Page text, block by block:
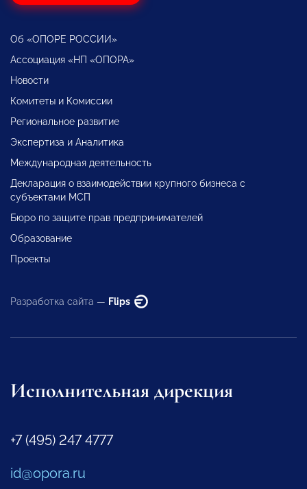
Об «ОПОРЕ РОССИИ»
Ассоциация «НП «ОПОРА»
Новости
Комитеты и Комиссии
Региональное развитие
Экспертиза и Аналитика
Международная деятельность
Декларация о взаимодействии крупного бизнеса с
субъектами МСП
Бюро по защите прав предпринимателей
Образование
Проекты
Разработка сайта — Flips
Исполнительная дирекция
+7 (495) 247 4777
id@opora.ru